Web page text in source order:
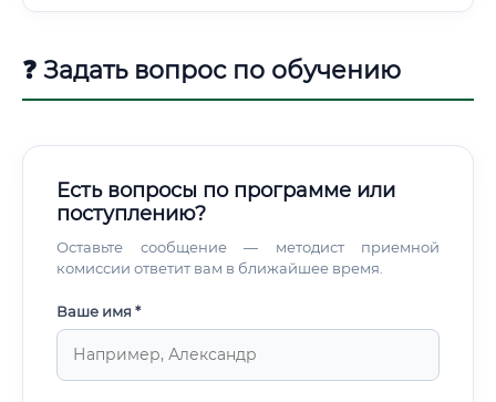
❓ Задать вопрос по обучению
Есть вопросы по программе или
поступлению?
Оставьте сообщение — методист приемной
комиссии ответит вам в ближайшее время.
Ваше имя *